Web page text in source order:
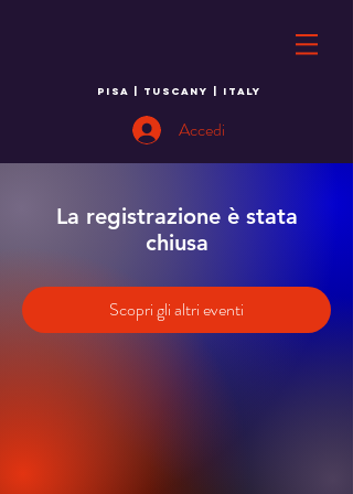
PISA | TUSCANY | ITALY
Accedi
La registrazione è stata
chiusa
Scopri gli altri eventi